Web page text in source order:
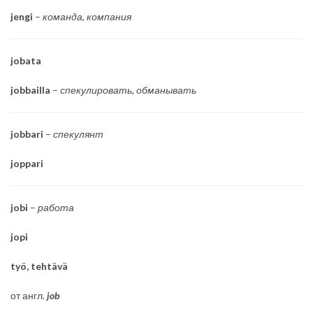
jengi – команда, компания
jobata
jobbailla – спекулировать, обманывать
jobbari – спекулянт
joppari
jobi – работа
jopi
työ, tehtävä
от англ.job